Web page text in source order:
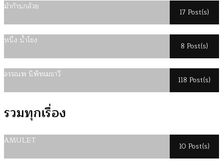
ม้าก้านกล้วย
17 Post(s)
หนึ่ง น้ำโขง
8 Post(s)
อรรณพ นิพิทเมธาวี
118 Post(s)
รวมทุกเรื่อง
AMULET
10 Post(s)